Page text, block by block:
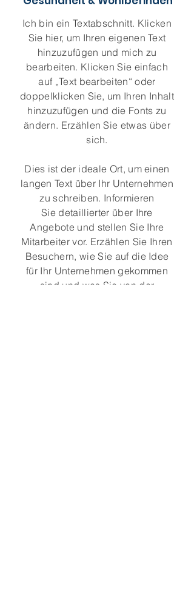
Ich bin ein Textabschnitt. Klicken
Sie hier, um Ihren eigenen Text
hinzuzufügen und mich zu
bearbeiten. Klicken Sie einfach
auf „Text bearbeiten“ oder
doppelklicken Sie, um Ihren Inhalt
hinzuzufügen und die Fonts zu
ändern. Erzählen Sie etwas über
sich.
Dies ist der ideale Ort, um einen
langen Text über Ihr Unternehmen
zu schreiben. Informieren
Sie detaillierter über Ihre
Angebote und stellen Sie Ihre
Mitarbeiter vor. Erzählen Sie Ihren
Besuchern, wie Sie auf die Idee
für Ihr Unternehmen gekommen
sind und was Sie von der